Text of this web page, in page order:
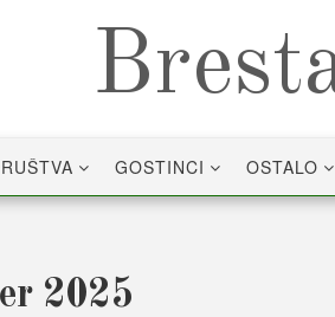
GOSTINCI OSTALO
2025